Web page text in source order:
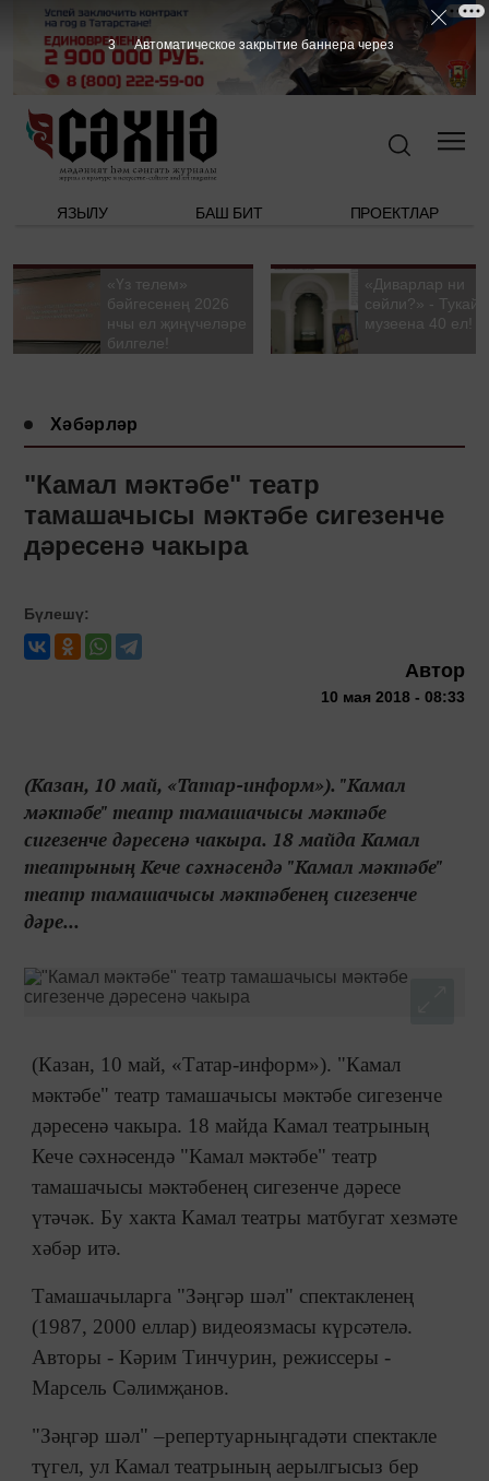
ЯЗЫЛУ БАШ БИТ ПРОЕКТЛАР
«Үз телем»
бәйгесенең 2026
нчы ел җиңүчеләре
билгеле!
«Диварлар ни
сөйли?» - Тукай
музеена 40 ел!
Хәбәрләр
"Камал мәктәбе" театр
тамашачысы мәктәбе сигезенче
дәресенә чакыра
Бүлешү:
Автор
10 мая 2018 - 08:33
(Казан, 10 май, «Татар-информ»). "Камал
мәктәбе" театр тамашачысы мәктәбе
сигезенче дәресенә чакыра. 18 майда Камал
театрының Кече сәхнәсендә "Камал мәктәбе"
театр тамашачысы мәктәбенең сигезенче
дәре...
(Казан, 10 май, «Татар-информ»). "Камал
мәктәбе" театр тамашачысы мәктәбе сигезенче
дәресенә чакыра. 18 майда Камал театрының
Кече сәхнәсендә "Камал мәктәбе" театр
тамашачысы мәктәбенең сигезенче дәресе
үтәчәк. Бу хакта Камал театры матбугат хезмәте
хәбәр итә.
Тамашачыларга "Зәңгәр шәл" спектакленең
(1987, 2000 еллар) видеоязмасы күрсәтелә.
Авторы - Кәрим Тинчурин, режиссеры -
Марсель Сәлимҗанов.
"Зәңгәр шәл" –репертуарныңгадәти спектакле
түгел, ул Камал театрының аерылгысыз бер
2 Автоматическое закрытие баннера через